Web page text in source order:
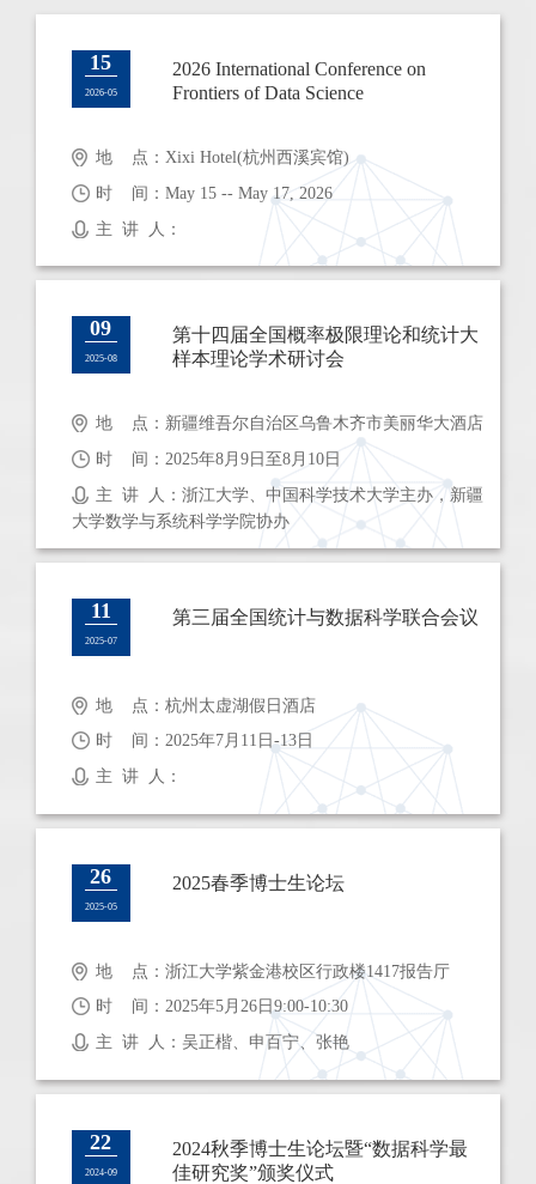
15
2026-05
2026 International Conference on
Frontiers of Data Science
地 点：Xixi Hotel(杭州西溪宾馆)
时 间：May 15 -- May 17, 2026
主 讲 人：
09
2025-08
第十四届全国概率极限理论和统计大
样本理论学术研讨会
地 点：新疆维吾尔自治区乌鲁木齐市美丽华大酒店
时 间：2025年8月9日至8月10日
主 讲 人：浙江大学、中国科学技术大学主办，新疆
大学数学与系统科学学院协办
11
2025-07
第三届全国统计与数据科学联合会议
地 点：杭州太虚湖假日酒店
时 间：2025年7月11日-13日
主 讲 人：
26
2025-05
2025春季博士生论坛
地 点：浙江大学紫金港校区行政楼1417报告厅
时 间：2025年5月26日9:00-10:30
主 讲 人：吴正楷、申百宁、张艳
22
2024-09
2024秋季博士生论坛暨“数据科学最
佳研究奖”颁奖仪式